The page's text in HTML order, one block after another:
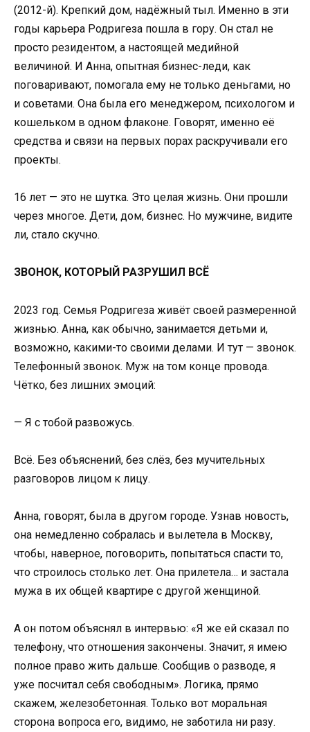
(2012-й). Крепкий дом, надёжный тыл. Именно в эти
годы карьера Родригеза пошла в гору. Он стал не
просто резидентом, а настоящей медийной
величиной. И Анна, опытная бизнес-леди, как
поговаривают, помогала ему не только деньгами, но
и советами. Она была его менеджером, психологом и
кошельком в одном флаконе. Говорят, именно её
средства и связи на первых порах раскручивали его
проекты.
16 лет — это не шутка. Это целая жизнь. Они прошли
через многое. Дети, дом, бизнес. Но мужчине, видите
ли, стало скучно.
ЗВОНОК, КОТОРЫЙ РАЗРУШИЛ ВСЁ
2023 год. Семья Родригеза живёт своей размеренной
жизнью. Анна, как обычно, занимается детьми и,
возможно, какими-то своими делами. И тут — звонок.
Телефонный звонок. Муж на том конце провода.
Чётко, без лишних эмоций:
— Я с тобой развожусь.
Всё. Без объяснений, без слёз, без мучительных
разговоров лицом к лицу.
Анна, говорят, была в другом городе. Узнав новость,
она немедленно собралась и вылетела в Москву,
чтобы, наверное, поговорить, попытаться спасти то,
что строилось столько лет. Она прилетела… и застала
мужа в их общей квартире с другой женщиной.
А он потом объяснял в интервью: «Я же ей сказал по
телефону, что отношения закончены. Значит, я имею
полное право жить дальше. Сообщив о разводе, я
уже посчитал себя свободным». Логика, прямо
скажем, железобетонная. Только вот моральная
сторона вопроса его, видимо, не заботила ни разу.